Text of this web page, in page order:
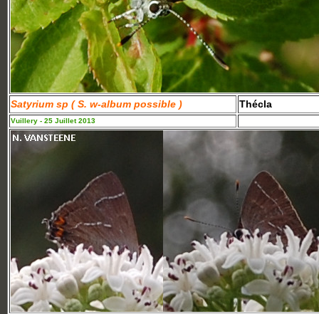
Satyrium sp ( S. w-album possible ) Thécla
Vuillery - 25 Juillet 2013